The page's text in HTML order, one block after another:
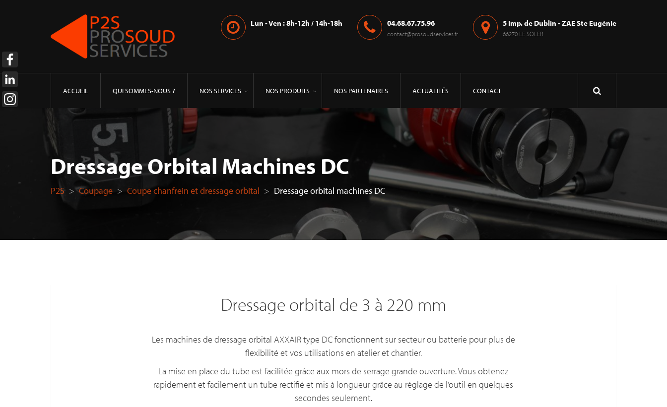
Lun - Ven : 8h-12h / 14h-18h 04.68.67.75.96
contact@prosoudservices.fr
5 Imp. de Dublin - ZAE Ste Eugénie
66270 LE SOLER
ACCUEIL QUI SOMMES-NOUS ? NOS SERVICES NOS PRODUITS NOS PARTENAIRES ACTUALITÉS CONTACT
Dressage Orbital Machines DC
P2S > Coupage > Coupe chanfrein et dressage orbital > Dressage orbital machines DC
Dressage orbital de 3 à 220 mm
Les machines de dressage orbital AXXAIR type DC fonctionnent sur secteur ou batterie pour plus de
flexibilité et vos utilisations en atelier et chantier.
La mise en place du tube est facilitée grâce aux mors de serrage grande ouverture. Vous obtenez
rapidement et facilement un tube rectifié et mis à longueur grâce au réglage de l’outil en quelques
secondes seulement.